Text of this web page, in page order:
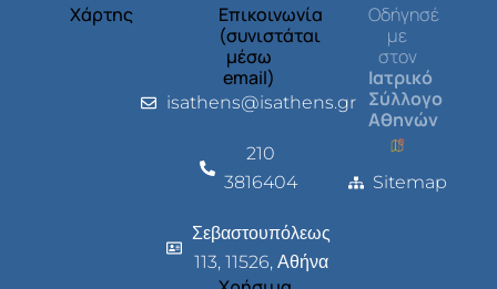
Χάρτης
Επικοινωνία
(συνιστάται
μέσω
email)
isathens@isathens.gr
210
3816404
Σεβαστουπόλεως
113, 11526, Αθήνα
Οδήγησέ
με
στον
Ιατρικό
Σύλλογο
Αθηνών
Sitemap